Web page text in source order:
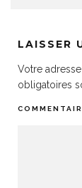
LAISSER
Votre
obligatoires